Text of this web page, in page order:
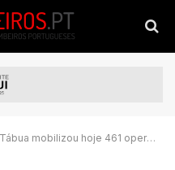
mobilizou hoje 461 operacionais